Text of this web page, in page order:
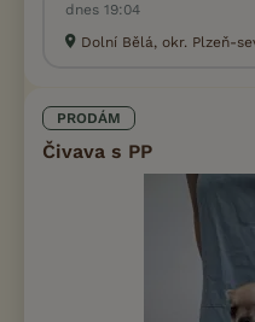
dnes 19:04
Dolní Bělá, okr. Plzeň-
PRODÁM
Čivava s PP